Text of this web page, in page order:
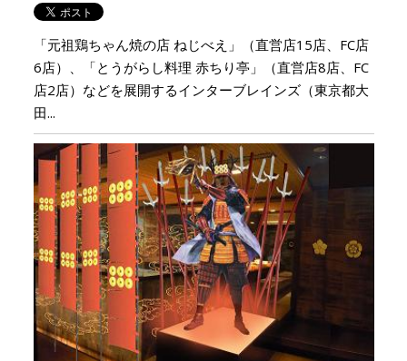
「元祖鶏ちゃん焼の店 ねじべえ」（直営店15店、FC店
6店）、「とうがらし料理 赤ちり亭」（直営店8店、FC
店2店）などを展開するインターブレインズ（東京都大
田...